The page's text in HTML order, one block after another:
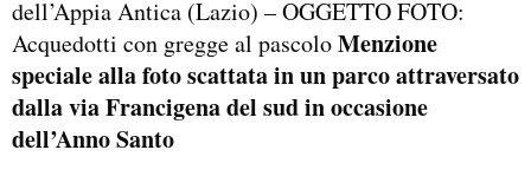
dell’Appia Antica (Lazio) – OGGETTO FOTO:
Acquedotti con gregge al pascoloMenzione
speciale alla foto scattata in un parco attraversato
dalla via Francigena del sud in occasione
dell’Anno Santo